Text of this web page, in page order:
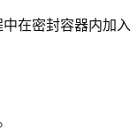
在密封容器内加